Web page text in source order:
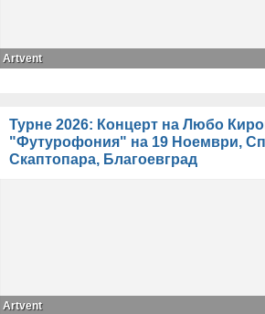
Artvent
Турне 2026: Концерт на Любо
"Футурофония" на 19 Ноември,
Скаптопара, Благоевград
Artvent